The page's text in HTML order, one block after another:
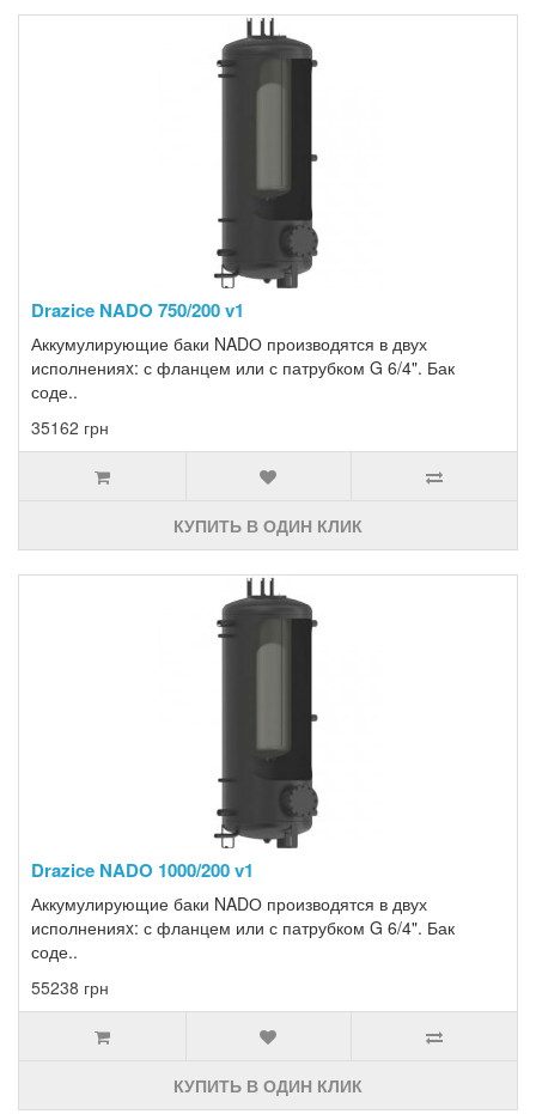
Drazice NADO 750/200 v1
Аккумулирующие баки NADО производятся в двух
исполненияx: с фланцем или с патрубком G 6/4". Бак
соде..
35162 грн
КУПИТЬ В ОДИН КЛИК
Drazice NADO 1000/200 v1
Аккумулирующие баки NADО производятся в двух
исполненияx: с фланцем или с патрубком G 6/4". Бак
соде..
55238 грн
КУПИТЬ В ОДИН КЛИК